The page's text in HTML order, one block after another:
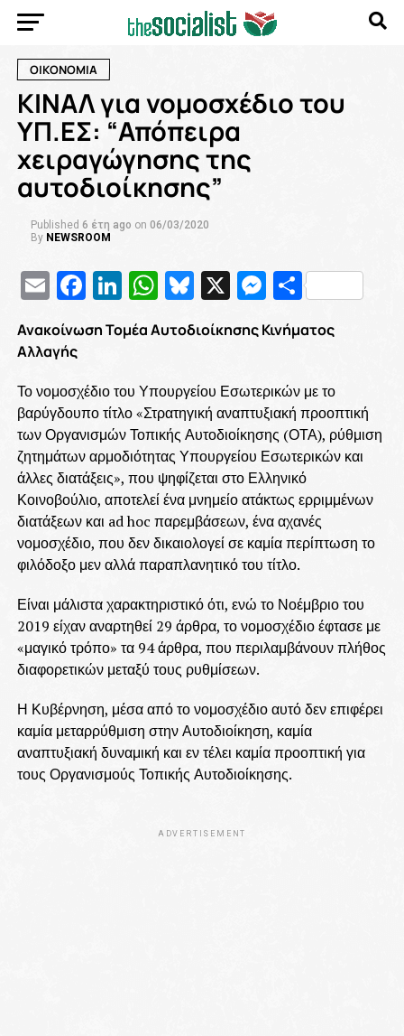
ΟΙΚΟΝΟΜΙΑ
ΚΙΝΑΛ για νομοσχέδιο του
ΥΠ.ΕΣ: “Απόπειρα
χειραγώγησης της
αυτοδιοίκησης”
Published 6 έτη ago on 06/03/2020
By NEWSROOM
EmailFacebook
LinkedIn
WhatsApp
Bluesky
X
Ανακοίνωση Τομέα Αυτοδιοίκησης Κινήματος
Αλλαγής
Το νομοσχέδιο του Υπουργείου Εσωτερικών με το
βαρύγδουπο τίτλο «Στρατηγική αναπτυξιακή προοπτική
των Οργανισμών Τοπικής Αυτοδιοίκησης (ΟΤΑ), ρύθμιση
ζητημάτων αρμοδιότητας Υπουργείου Εσωτερικών και
άλλες διατάξεις», που ψηφίζεται στο Ελληνικό
Κοινοβούλιο, αποτελεί ένα μνημείο ατάκτως ερριμμένων
διατάξεων και ad hoc παρεμβάσεων, ένα αχανές
νομοσχέδιο, που δεν δικαιολογεί σε καμία περίπτωση το
φιλόδοξο μεν αλλά παραπλανητικό του τίτλο.
Είναι μάλιστα χαρακτηριστικό ότι, ενώ το Νοέμβριο του
2019 είχαν αναρτηθεί 29 άρθρα, το νομοσχέδιο έφτασε με
«μαγικό τρόπο» τα 94 άρθρα, που περιλαμβάνουν πλήθος
διαφορετικών μεταξύ τους ρυθμίσεων.
Η Κυβέρνηση, μέσα από το νομοσχέδιο αυτό δεν επιφέρει
καμία μεταρρύθμιση στην Αυτοδιοίκηση, καμία
αναπτυξιακή δυναμική και εν τέλει καμία προοπτική για
τους Οργανισμούς Τοπικής Αυτοδιοίκησης.
ADVERTISEMENT